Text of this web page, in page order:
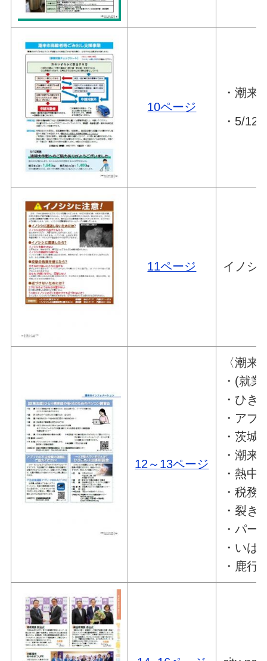
10ページ
・潮来
・5/12
11ページ イノシ
12～13ページ
〈潮来
・(就
・ひき
・アプ
・茨城
・潮来
・熱中
・税務
・裂き
・パー
・いば
・鹿行